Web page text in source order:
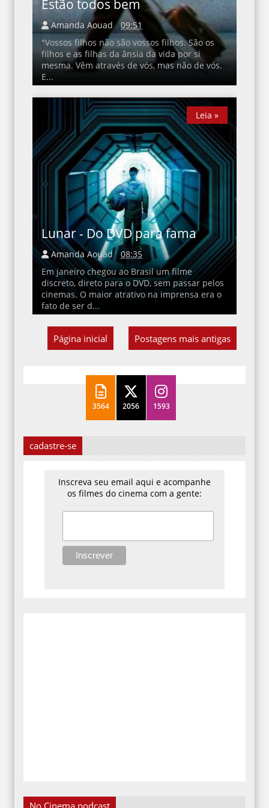
Estão todos bem
Amanda Aouad
09:51
"Vossos filhos não são vossos filhos. São os
filhos e as filhas da ânsia da vida por si
mesma. Vêm através de vós, mas não de vós.
E...
Lunar - Do DVD para fama
Amanda Aouad
08:35
Em janeiro chegou ao Brasil um filme
discreto, direto para o DVD, sem passar pelos
cinemas. O maior atrativo na imprensa era o
fato de ser d...
Leia »
Leia »
Postagens mais antigas
Página inicial
3564 2056 1593
cadastre-se
Inscreva seu email aqui e acompanhe
os filmes do cinema com a gente:
No Cinema podcast